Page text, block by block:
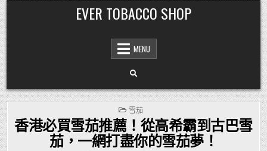
Skip
to
content
EVER TOBACCO SHOP
MENU
POSTED
IN
雪茄
香港必買雪茄推薦！從高希霸到古巴雪
茄，一網打盡你的雪茄夢！